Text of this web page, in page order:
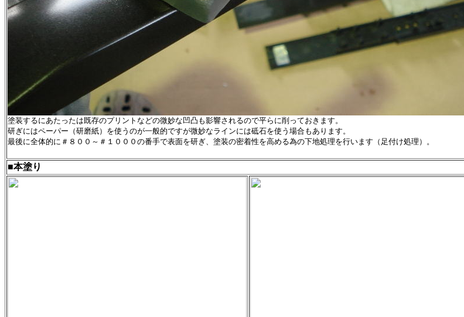
塗装するにあたったは既存のプリントなどの微妙な凹凸も影響されるので平らに削っておきます。
研ぎにはペーパー（研磨紙）を使うのが一般的ですが微妙なラインには砥石を使う場合もあります。
最後に全体的に＃８００～＃１０００の番手で表面を研ぎ、塗装の密着性を高める為の下地処理を行います（足付け処理）。
■本塗り